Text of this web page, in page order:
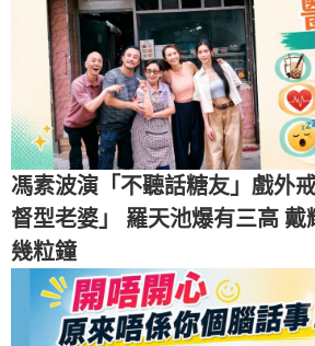
馮素波演「不聽話糖友」戲外
督型老婆」 羅天池爆有三高
幾粒鐘